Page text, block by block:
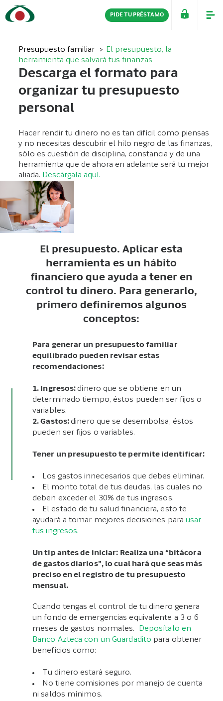
PIDE TU PRÉSTAMO
PERSONAS EMPRESAS
Presupuesto familiar
El presupuesto, la
herramienta que salvará tus finanzas
Descarga el formato para
organizar tu presupuesto
personal
Hacer rendir tu dinero no es tan difícil como piensas
y no necesitas descubrir el hilo negro de las finanzas,
sólo es cuestión de disciplina, constancia y de una
herramienta que de ahora en adelante será tu mejor
aliada. Descárgala aquí.
El presupuesto. Aplicar esta
herramienta es un hábito
financiero que ayuda a tener en
control tu dinero. Para generarlo,
primero definiremos algunos
conceptos:
Para generar un presupuesto familiar
equilibrado pueden revisar estas
recomendaciones:
1. Ingresos: dinero que se obtiene en un
determinado tiempo, éstos pueden ser fijos o
variables.
2. Gastos: dinero que se desembolsa, éstos
pueden ser fijos o variables.
Tener un presupuesto te permite identificar:
Los gastos innecesarios que debes eliminar.
El monto total de tus deudas, las cuales no
deben exceder el 30% de tus ingresos.
El estado de tu salud financiera, esto te
ayudará a tomar mejores decisiones parausar
tus ingresos.
Un tip antes de iniciar: Realiza una “bitácora
de gastos diarios”, lo cual hará que seas más
preciso en el registro de tu presupuesto
mensual.
Cuando tengas el control de tu dinero genera
un fondo de emergencias equivalente a 3 o 6
meses de gastos normales.
Deposítalo en
Banco Azteca con un Guardadito para obtener
beneficios como:
Tu dinero estará seguro.
No tiene comisiones por manejo de cuenta
ni saldos mínimos.